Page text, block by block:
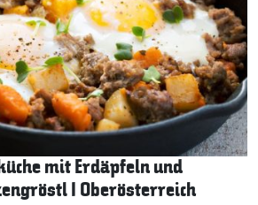
mit Erdäpfeln und
I Oberösterreich